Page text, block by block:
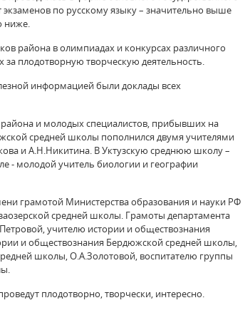
по русскому языку – значительно выше
ниже.
района в олимпиадах и конкурсах различного
плодотворную творческую деятельность.
информацией были доклады всех
и молодых специалистов, прибывших на
средней школы пополнился двумя учителями
и А.Н.Никитина. В Уктузскую среднюю школу –
- молодой учитель биологии и географии
грамотой Министерства образования и науки РФ
средней школы. Грамоты департамента
учителю истории и обществознания
и обществознания Бердюжской средней школы,
школы, О.А.Золотовой, воспитателю группы
плодотворно, творчески, интересно.